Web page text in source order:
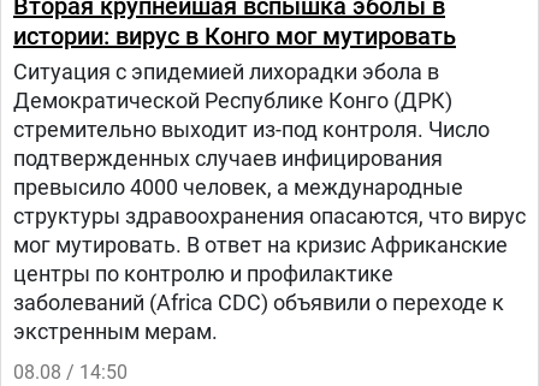
Вторая крупнейшая вспышка эболы в
истории: вирус в Конго мог мутировать
Ситуация с эпидемией лихорадки эбола в
Демократической Республике Конго (ДРК)
стремительно выходит из-под контроля. Число
подтвержденных случаев инфицирования
превысило 4000 человек, а международные
структуры здравоохранения опасаются, что вирус
мог мутировать. В ответ на кризис Африканские
центры по контролю и профилактике
заболеваний (Africa CDC) объявили о переходе к
экстренным мерам.
08.08 / 14:50